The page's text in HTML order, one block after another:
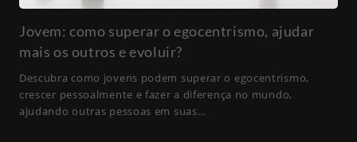
Jovem: como superar o egocentrismo, ajudar
mais os outros e evoluir?
Descubra como jovens podem superar o egocentrismo,
crescer pessoalmente e fazer a diferença no mundo,
ajudando outras pessoas em suas…